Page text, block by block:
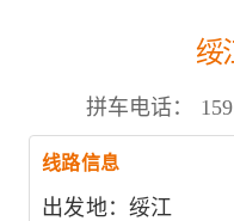
绥
拼车电话：
线路信息
出发地：绥江